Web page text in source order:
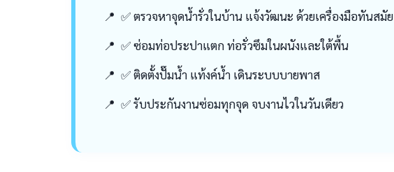
✅ ตรวจหาจุดน้ำรั่วในบ้าน แจ้งวัฒนะ ด้วยเครื่องมือทันสมัย
✅ ซ่อมท่อประปาแตก ท่อรั่วซึมในผนังและใต้พื้น
✅ ติดตั้งปั๊มน้ำ แท้งค์น้ำ เดินระบบบายพาส
✅ รับประกันงานซ่อมทุกจุด จบงานไวในวันเดียว